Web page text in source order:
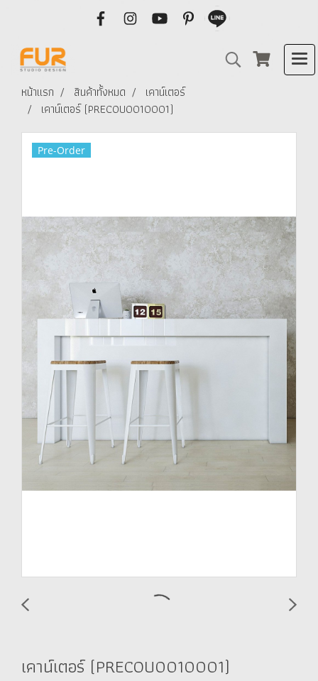
หน้าแรก สินค้าทั้งหมด
เคาน์เตอร์
เคาน์เตอร์ (PRECOU0010001)
Pre-Order
เคาน์เตอร์ (PRECOU0010001)